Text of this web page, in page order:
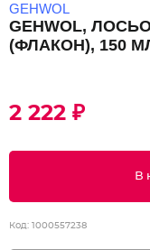
GEHWOL
GEHWOL,
(ФЛАКОН), 150
2 222 ₽
В
Код: 1000557238